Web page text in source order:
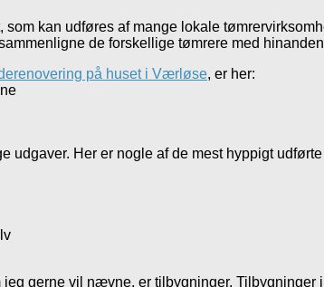
kan udføres af mange lokale
de forskellige tømrere med
på huset i Værløse, er her:
udgaver. Her er nogle af de mest hyppigt
jeg gerne vil nævne, er tilbygninger.